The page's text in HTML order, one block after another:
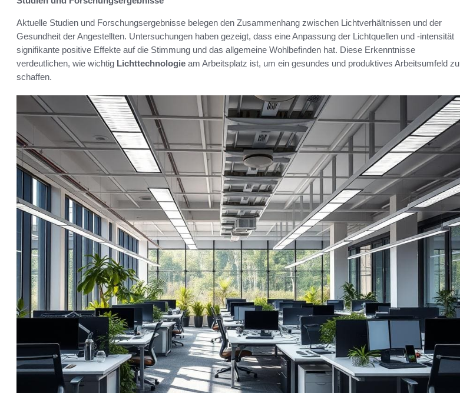
Aktuelle Studien und Forschungsergebnisse belegen den Zusammenhang zwischen Lichtverhältnissen und der
Gesundheit der Angestellten. Untersuchungen haben gezeigt, dass eine Anpassung der Lichtquellen und -intensität
signifikante positive Effekte auf die Stimmung und das allgemeine Wohlbefinden hat. Diese Erkenntnisse
verdeutlichen, wie wichtig Lichttechnologie am Arbeitsplatz ist, um ein gesundes und produktives Arbeitsumfeld zu
schaffen.